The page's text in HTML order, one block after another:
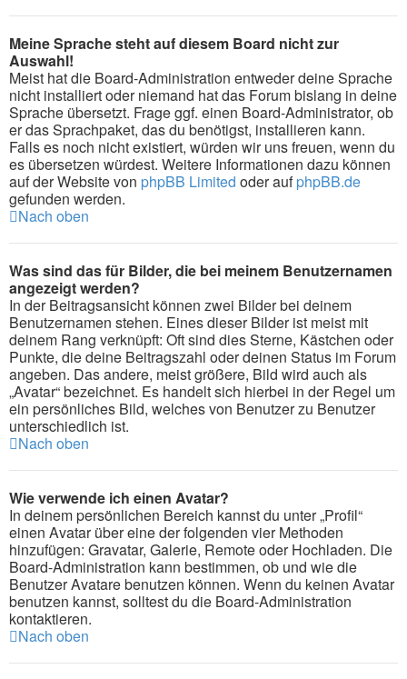
Meine Sprache steht auf diesem Board nicht zur
Auswahl!
Meist hat die Board-Administration entweder deine Sprache
nicht installiert oder niemand hat das Forum bislang in deine
Sprache übersetzt. Frage ggf. einen Board-Administrator, ob
er das Sprachpaket, das du benötigst, installieren kann.
Falls es noch nicht existiert, würden wir uns freuen, wenn du
es übersetzen würdest. Weitere Informationen dazu können
auf der Website von phpBB Limited oder aufphpBB.de
gefunden werden.
Nach oben
Was sind das für Bilder, die bei meinem Benutzernamen
angezeigt werden?
In der Beitragsansicht können zwei Bilder bei deinem
Benutzernamen stehen. Eines dieser Bilder ist meist mit
deinem Rang verknüpft: Oft sind dies Sterne, Kästchen oder
Punkte, die deine Beitragszahl oder deinen Status im Forum
angeben. Das andere, meist größere, Bild wird auch als
„Avatar“ bezeichnet. Es handelt sich hierbei in der Regel um
ein persönliches Bild, welches von Benutzer zu Benutzer
unterschiedlich ist.
Nach oben
Wie verwende ich einen Avatar?
In deinem persönlichen Bereich kannst du unter „Profil“
einen Avatar über eine der folgenden vier Methoden
hinzufügen: Gravatar, Galerie, Remote oder Hochladen. Die
Board-Administration kann bestimmen, ob und wie die
Benutzer Avatare benutzen können. Wenn du keinen Avatar
benutzen kannst, solltest du die Board-Administration
kontaktieren.
Nach oben